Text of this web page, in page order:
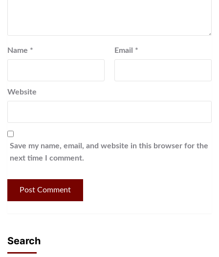
Name * Email *
Website
Save my name, email, and website in this browser for the
next time I comment.
Search